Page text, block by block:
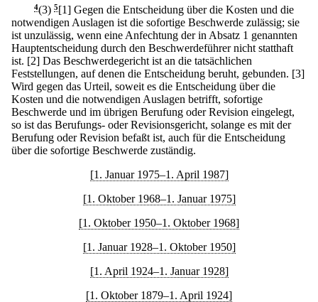
4(3) 5[1] Gegen die Entscheidung über die Kosten und die
notwendigen Auslagen ist die sofortige Beschwerde zulässig; sie
ist unzulässig, wenn eine Anfechtung der in Absatz 1 genannten
Hauptentscheidung durch den Beschwerdeführer nicht statthaft
ist. [2] Das Beschwerdegericht ist an die tatsächlichen
Feststellungen, auf denen die Entscheidung beruht, gebunden. [3]
Wird gegen das Urteil, soweit es die Entscheidung über die
Kosten und die notwendigen Auslagen betrifft, sofortige
Beschwerde und im übrigen Berufung oder Revision eingelegt,
so ist das Berufungs- oder Revisionsgericht, solange es mit der
Berufung oder Revision befaßt ist, auch für die Entscheidung
über die sofortige Beschwerde zuständig.
[1. Januar 1975–1. April 1987]
[1. Oktober 1968–1. Januar 1975]
[1. Oktober 1950–1. Oktober 1968]
[1. Januar 1928–1. Oktober 1950]
[1. April 1924–1. Januar 1928]
[1. Oktober 1879–1. April 1924]